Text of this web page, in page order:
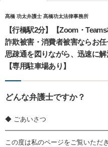
髙橋 功太弁護士 髙橋功太法律事務所
【行橋駅2分】【Zoom・
詐欺被害・消費者被害ならお
思疎通を図りながら、迅速に
【専用駐車場あり】
どんな弁護士ですか？
◆ ごあいさつ
この度は私のページをご覧いただ